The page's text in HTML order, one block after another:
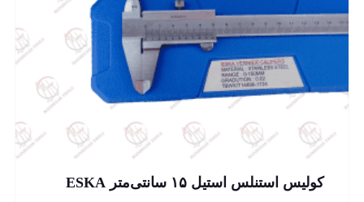
کولیس استنلس استیل ۱۵ سانتی‌متر ESKA